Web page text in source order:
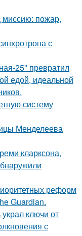
миссию: пожар,
с
25" превратил
едой, идеальной
систему
Менделеева
кларксона,
реформ
Guardian.
ключи от
с